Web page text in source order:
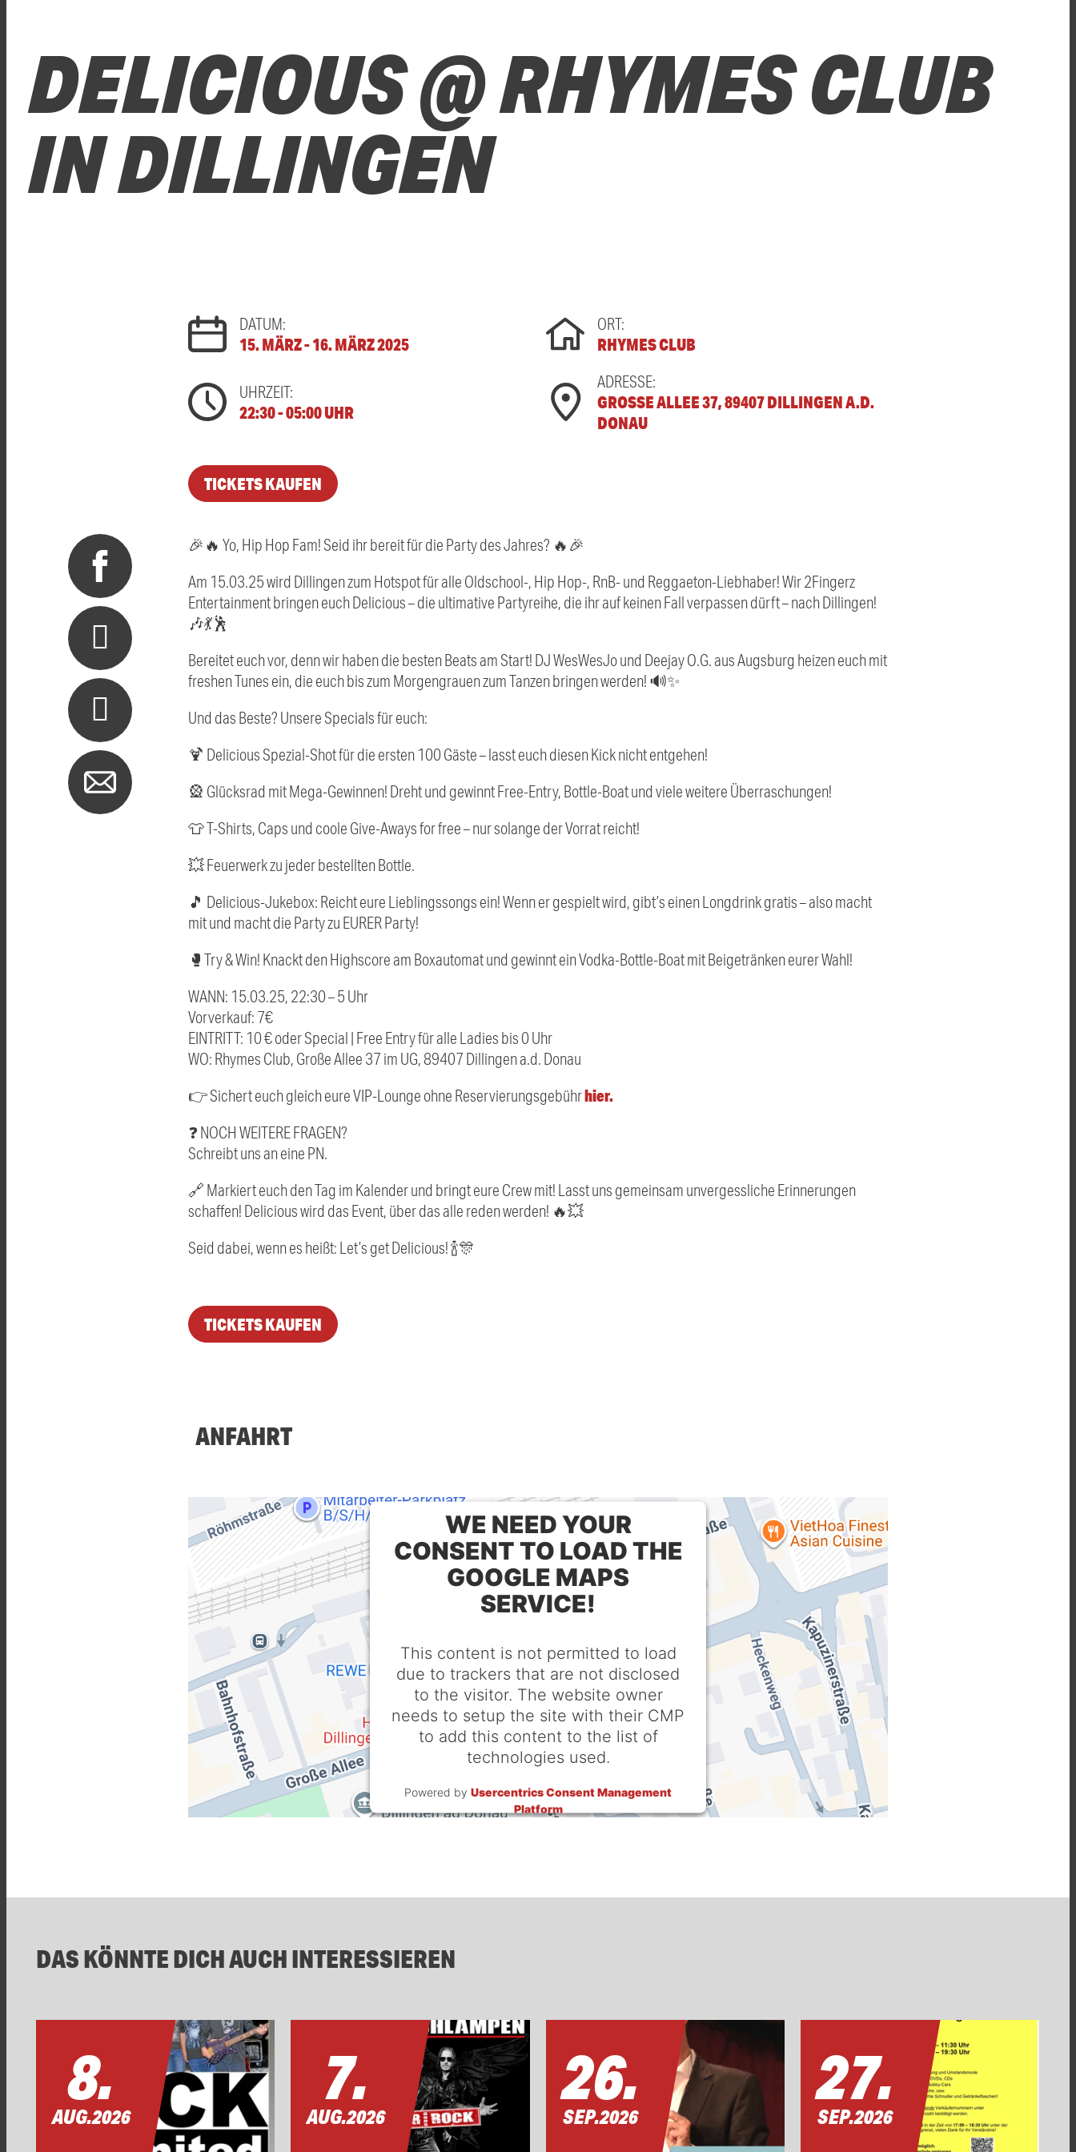
DELICIOUS @ RHYMES CLUB
IN DILLINGEN
DATUM:
15. MÄRZ - 16. MÄRZ 2025
ORT:
RHYMES CLUB
UHRZEIT:
22:30 - 05:00 UHR
ADRESSE:
GROSSE ALLEE 37, 89407 DILLINGEN A.D. D
ONAU
TICKETS KAUFEN
🎉🔥 Yo, Hip Hop Fam! Seid ihr bereit für die Party des Jahres? 🔥🎉
Am 15.03.25 wird Dillingen zum Hotspot für alle Oldschool-, Hip Hop-, RnB- und Reggaeton-Liebhaber! Wir 2Fingerz
Entertainment bringen euch Delicious – die ultimative Partyreihe, die ihr auf keinen Fall verpassen dürft – nach Dillingen!
🎶💃🕺
Bereitet euch vor, denn wir haben die besten Beats am Start! DJ WesWesJo und Deejay O.G. aus Augsburg heizen euch mit
freshen Tunes ein, die euch bis zum Morgengrauen zum Tanzen bringen werden! 🔊✨
Und das Beste? Unsere Specials für euch:
🍹 Delicious Spezial-Shot für die ersten 100 Gäste – lasst euch diesen Kick nicht entgehen!
🎡 Glücksrad mit Mega-Gewinnen! Dreht und gewinnt Free-Entry, Bottle-Boat und viele weitere Überraschungen!
👕 T-Shirts, Caps und coole Give-Aways for free – nur solange der Vorrat reicht!
💥 Feuerwerk zu jeder bestellten Bottle.
🎵 Delicious-Jukebox: Reicht eure Lieblingssongs ein! Wenn er gespielt wird, gibt’s einen Longdrink gratis – also macht
mit und macht die Party zu EURER Party!
🥊Try & Win! Knackt den Highscore am Boxautomat und gewinnt ein Vodka-Bottle-Boat mit Beigetränken eurer Wahl!
WANN: 15.03.25, 22:30 – 5 Uhr
Vorverkauf: 7€
EINTRITT: 10 € oder Special | Free Entry für alle Ladies bis 0 Uhr
WO: Rhymes Club, Große Allee 37 im UG, 89407 Dillingen a.d. Donau
👉 Sichert euch gleich eure VIP-Lounge ohne Reservierungsgebührhier.
❓ NOCH WEITERE FRAGEN?
Schreibt uns an eine PN.
🔗 Markiert euch den Tag im Kalender und bringt eure Crew mit! Lasst uns gemeinsam unvergessliche Erinnerungen
schaffen! Delicious wird das Event, über das alle reden werden! 🔥💥
Seid dabei, wenn es heißt: Let’s get Delicious! 🍾🎊
TICKETS KAUFEN
ANFAHRT
WE NEED YOUR
CONSENT TO LOAD THE
GOOGLE MAPS
SERVICE!
This content is not permitted to load
due to trackers that are not disclosed
to the visitor. The website owner
needs to setup the site with their CMP
to add this content to the list of
technologies used.
Powered by Usercentrics Consent Management
Platform
DAS KÖNNTE DICH AUCH INTERESSIEREN
8.
AUG.2026
7.
AUG.2026
26.
SEP.2026
27.
SEP.2026